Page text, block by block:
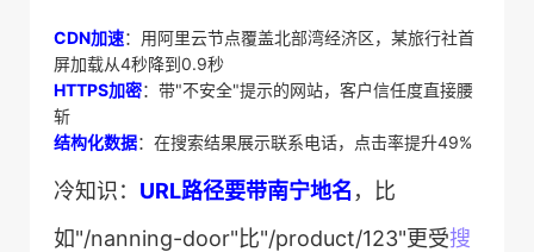
​CDN加速​​：用阿里云节点覆盖北部湾经济区，某旅行社首
屏加载从4秒降到0.9秒
​HTTPS加密​​：带"不安全"提示的网站，客户信任度直接腰
斩
​结构化数据​​：在搜索结果展示联系电话，点击率提升49%
冷知识：​ ​URL路径要带南宁地名​ ​，比
如"/nanning-door"比"/product/123"更受搜